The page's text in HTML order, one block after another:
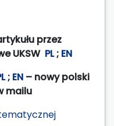
przez
UKSW PL; EN
; EN – nowy polski
mailu